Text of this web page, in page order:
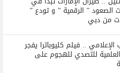
الصعود ” الرقمية ” و تودع ”
من دبي
.. فيلم كليوباترا يفجر
للتصدي للهجوم على